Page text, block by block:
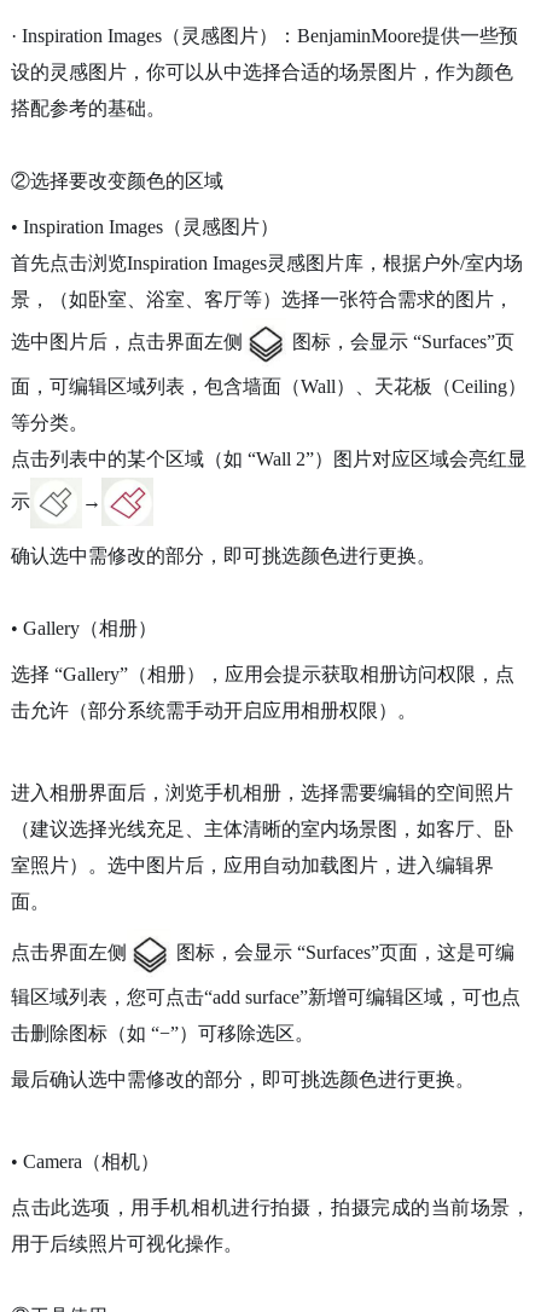
· Inspiration Images（灵感图片）：BenjaminMoore提供一些预
设的灵感图片，你可以从中选择合适的场景图片，作为颜色
搭配参考的基础。
②选择要改变颜色的区域
• Inspiration Images（灵感图片）
首先点击浏览Inspiration Images灵感图片库，根据户外/室内场
景，（如卧室、浴室、客厅等）选择一张符合需求的图片，
选中图片后，点击界面左侧 图标，会显示 “Surfaces”页
面，可编辑区域列表，包含墙面（Wall）、天花板（Ceiling）
等分类。
点击列表中的某个区域（如 “Wall 2”）图片对应区域会亮红显
示 →
确认选中需修改的部分，即可挑选颜色进行更换。
• Gallery（相册）
选择 “Gallery”（相册），应用会提示获取相册访问权限，点
击允许（部分系统需手动开启应用相册权限）。
进入相册界面后，浏览手机相册，选择需要编辑的空间照片
（建议选择光线充足、主体清晰的室内场景图，如客厅、卧
室照片）。选中图片后，应用自动加载图片，进入编辑界
面。
点击界面左侧 图标，会显示 “Surfaces”页面，这是可编
辑区域列表，您可点击“add surface”新增可编辑区域，可也点
击删除图标（如 “−”）可移除选区。
最后确认选中需修改的部分，即可挑选颜色进行更换。
• Camera（相机）
点击此选项，用手机相机进行拍摄，拍摄完成的当前场景，
用于后续照片可视化操作。